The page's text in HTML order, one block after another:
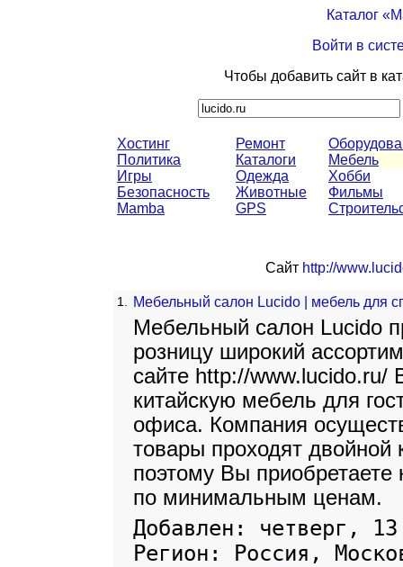
Каталог
Войти в
Чтобы добавить сайт в
Хостинг
Политика
Игры
Безопасность
Mamba
Ремонт
Каталоги
Одежда
Животные
GPS
Мебель
Хобби
Фильмы
Сайт http://
1. Мебельный салон Lucido | мебель для
Мебельный салон Lucido
розницу широкий
сайте http://www.lucido.ru/
китайскую мебель для
офиса. Компания
товары проходят двойной
поэтому Вы
по минимальным ценам.
Добавлен: четверг,
Регион: Россия,